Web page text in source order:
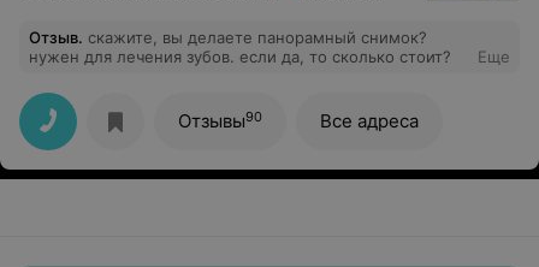
Отзыв. скажите, вы делаете панорамный снимок?
нужен для лечения зубов. если да, то сколько стоит?
Еще
Отзывы90 Все адреса